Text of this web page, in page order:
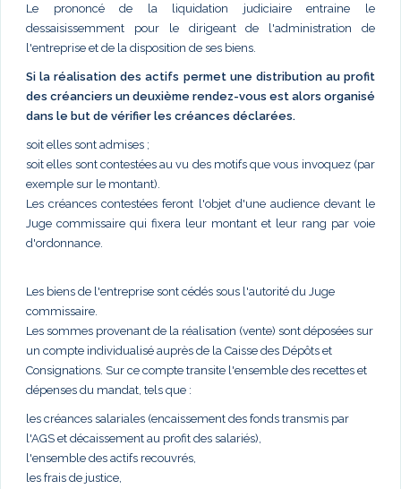
Le prononcé de la liquidation judiciaire entraine le
dessaisissemment pour le dirigeant de l'administration de
l'entreprise et de la disposition de ses biens.
Si la réalisation des actifs permet une distribution au profit
des créanciers un deuxième rendez-vous est alors organisé
dans le but de vérifier les créances déclarées.
soit elles sont admises ;
soit elles sont contestées au vu des motifs que vous invoquez (par
exemple sur le montant).
Les créances contestées feront l'objet d'une audience devant le
Juge commissaire qui fixera leur montant et leur rang par voie
d'ordonnance.
Les biens de l'entreprise sont cédés sous l'autorité du Juge
commissaire.
Les sommes provenant de la réalisation (vente) sont déposées sur
un compte individualisé auprès de la Caisse des Dépôts et
Consignations. Sur ce compte transite l'ensemble des recettes et
dépenses du mandat, tels que :
les créances salariales (encaissement des fonds transmis par
l'AGS et décaissement au profit des salariés),
l'ensemble des actifs recouvrés,
les frais de justice,